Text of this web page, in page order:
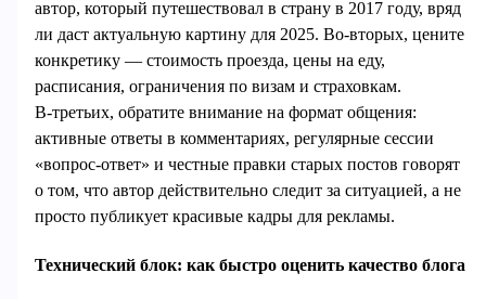
автор, который путешествовал в страну в 2017 году, вряд
ли даст актуальную картину для 2025. Во‑вторых, цените
конкретику — стоимость проезда, цены на еду,
расписания, ограничения по визам и страховкам.
В‑третьих, обратите внимание на формат общения:
активные ответы в комментариях, регулярные сессии
«вопрос‑ответ» и честные правки старых постов говорят
о том, что автор действительно следит за ситуацией, а не
просто публикует красивые кадры для рекламы.
Технический блок: как быстро оценить качество блога